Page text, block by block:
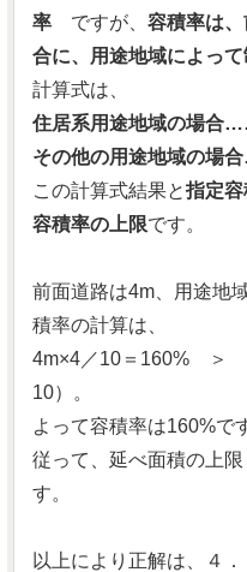
率 ですが、 容積率は
合に、用途地域によって
計算式は、
住居系用途地域の場合
その他の用途地域の場
この計算式結果と指定
容積率の上限です。
前面道路は4m、用途地
積率の計算は、
4m×4／10＝160% ＞
10）。
よって容積率は160%で
従って、延べ面積の上
す。
以上により正解は、４